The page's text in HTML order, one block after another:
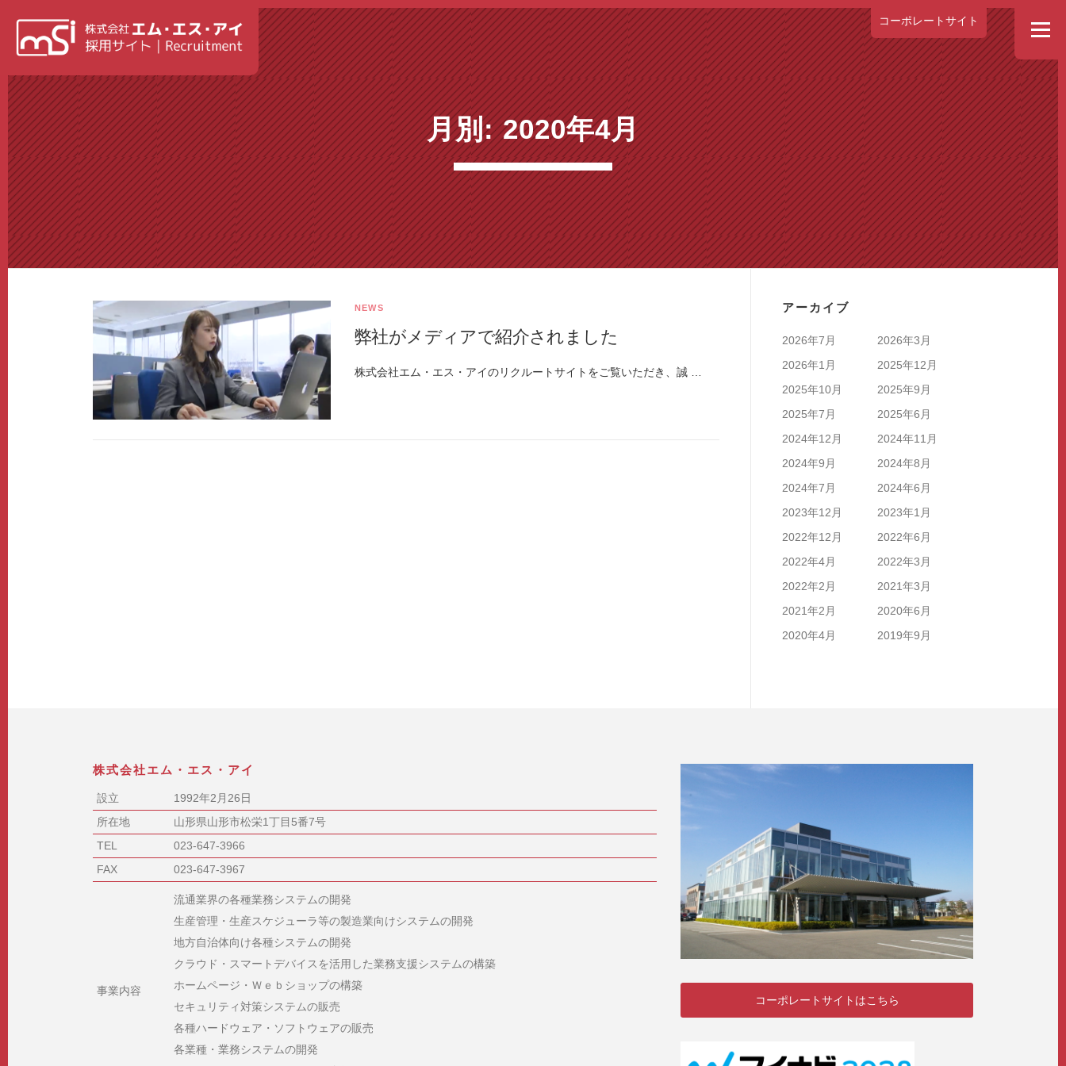
コーポレートサイト
メニュー
ホーム NEWS トップメッセージ 私たちの理念 エム・エス・アイ イズム 人材育成・社員教育 社員紹介 募集要項 福利厚生 スケジュール よくある質問
エントリー お問い合わせ 会社情報・事業内容（外部リンク）
月別: 2020年4月
NEWS
弊社がメディアで紹介されました
株式会社エム・エス・アイのリクルートサイトをご覧いただき、誠 …
アーカイブ
2026年7月
2026年3月
2026年1月
2025年12月
2025年10月
2025年9月
2025年7月
2025年6月
2024年12月
2024年11月
2024年9月
2024年8月
2024年7月
2024年6月
2023年12月
2023年1月
2022年12月
2022年6月
2022年4月
2022年3月
2022年2月
2021年3月
2021年2月
2020年6月
2020年4月
2019年9月
株式会社エム・エス・アイ
設立
1992年2月26日
所在地
山形県山形市松栄1丁目5番7号
TEL
023-647-3966
FAX
023-647-3967
事業内容
流通業界の各種業務システムの開発
生産管理・生産スケジューラ等の製造業向けシステムの開発
地方自治体向け各種システムの開発
クラウド・スマートデバイスを活用した業務支援システムの構築
ホームページ・Ｗｅｂショップの構築
セキュリティ対策システムの販売
各種ハードウェア・ソフトウェアの販売
各業種・業務システムの開発
コーポレートサイトはこちら